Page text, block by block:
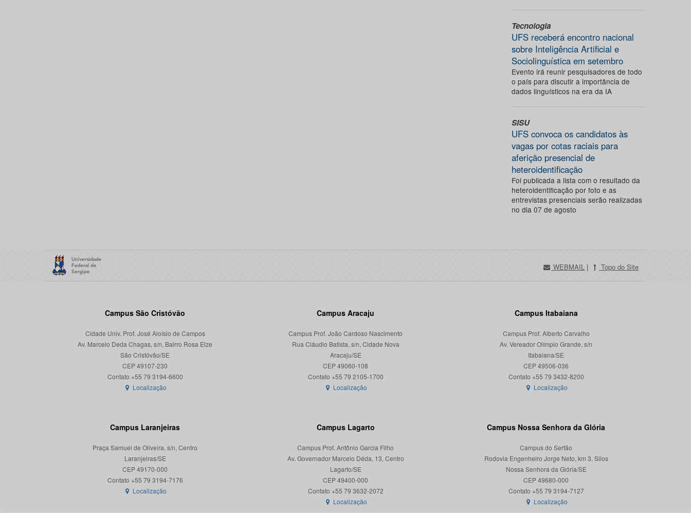
Tecnologia
UFS receberá encontro nacional
sobre Inteligência Artificial e
Sociolinguística em setembro
Evento irá reunir pesquisadores de todo
o país para discutir a importância de
dados linguísticos na era da IA
SISU
UFS convoca os candidatos às
vagas por cotas raciais para
aferição presencial de
heteroidentificação
Foi publicada a lista com o resultado da
heteroidentificação por foto e as
entrevistas presenciais serão realizadas
no dia 07 de agosto
WEBMAIL | Topo do Site
Campus São Cristóvão
Cidade Univ. Prof. José Aloísio de Campos
Av. Marcelo Deda Chagas, s/n, Bairro Rosa Elze
São Cristóvão/SE
CEP 49107-230
Localização
Campus Aracaju
Campus Prof. João Cardoso Nascimento
Rua Cláudio Batista, s/n, Cidade Nova
Aracaju/SE
CEP 49060-108
Localização
Campus Itabaiana
Campus Prof. Alberto Carvalho
Av. Vereador Olímpio Grande, s/n
Itabaiana/SE
CEP 49506-036
Localização
Campus Laranjeiras
Praça Samuel de Oliveira, s/n, Centro
Laranjeiras/SE
CEP 49170-000
Localização
Campus Lagarto
Campus Prof. Antônio Garcia Filho
Av. Governador Marcelo Déda, 13, Centro
Lagarto/SE
CEP 49400-000
Localização
Campus Nossa Senhora da Glória
Campus do Sertão
Rodovia Engenheiro Jorge Neto, km 3, Silos
Nossa Senhora da Glória/SE
CEP 49680-000
Contato +55 79 3194-7127
Localização